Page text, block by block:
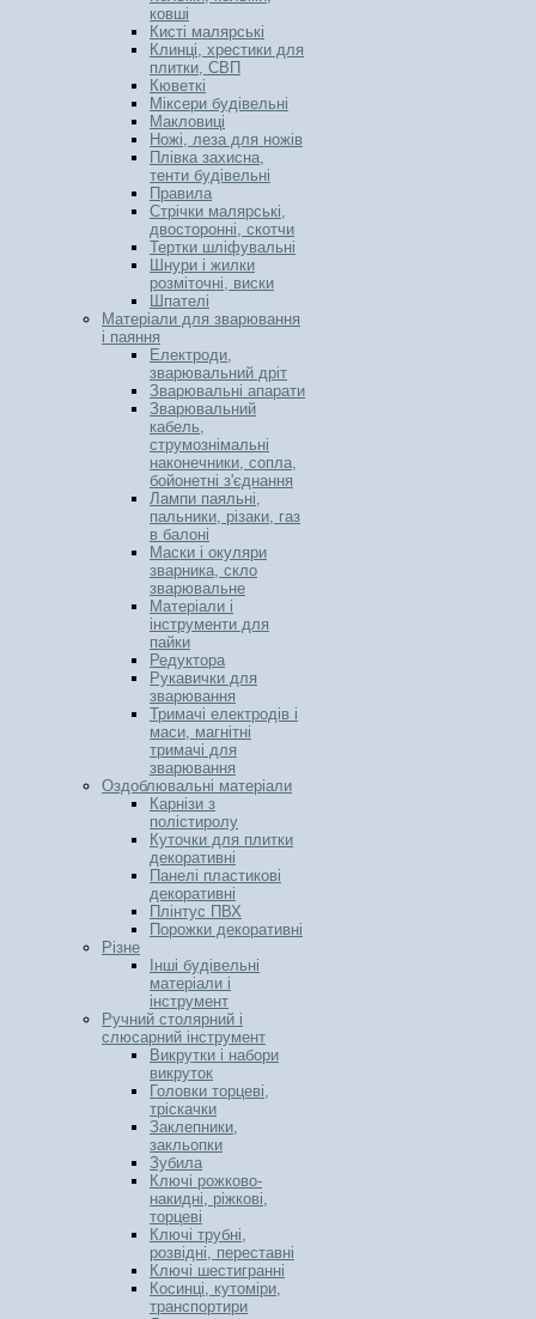
ковші
Кисті малярські
Клинці, хрестики для
плитки, СВП
Кюветкі
Міксери будівельні
Макловиці
Ножі, леза для ножів
Плівка захисна,
тенти будівельні
Правила
Стрічки малярські,
двосторонні, скотчи
Тертки шліфувальні
Шнури і жилки
розміточні, виски
Шпателі
Матеріали для зварювання
і паяння
Електроди,
зварювальний дріт
Зварювальні апарати
Зварювальний
кабель,
струмознімальні
наконечники, сопла,
бойонетні з'єднання
Лампи паяльні,
пальники, різаки, газ
в балоні
Маски і окуляри
зварника, скло
зварювальне
Матеріали і
інструменти для
пайки
Редуктора
Рукавички для
зварювання
Тримачі електродів і
маси, магнітні
тримачі для
зварювання
Оздоблювальні матеріали
Карнізи з
полістиролу
Куточки для плитки
декоративні
Панелі пластикові
декоративні
Плінтус ПВХ
Порожки декоративні
Різне
Інші будівельні
матеріали і
інструмент
Ручний столярний і
слюсарний інструмент
Викрутки і набори
викруток
Головки торцеві,
тріскачки
Заклепники,
закльопки
Зубила
Ключі рожково-
накидні, ріжкові,
торцеві
Ключі трубні,
розвідні, переставні
Ключі шестигранні
Косинці, кутоміри,
транспортири